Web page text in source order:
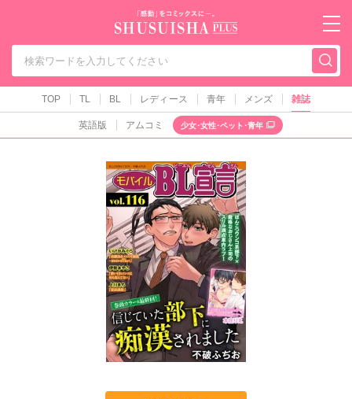
秋水社PLUS（テ
TOP TL BL レディース 青年 メンズ 雑誌
英語版 アムコミ 少女･女性･ペット･青年